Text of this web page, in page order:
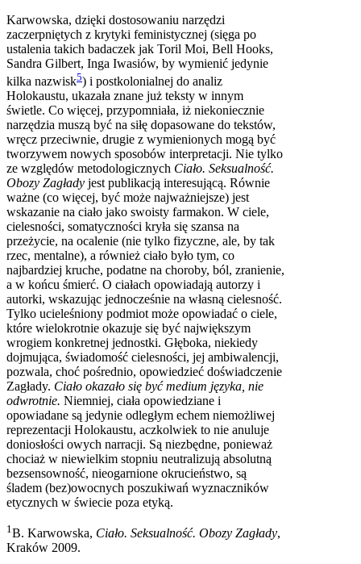
Karwowska, dzięki dostosowaniu narzędzi
zaczerpniętych z krytyki feministycznej (sięga po
ustalenia takich badaczek jak Toril Moi, Bell Hooks,
Sandra Gilbert, Inga Iwasiów, by wymienić jedynie
kilka nazwisk5) i postkolonialnej do analiz
Holokaustu, ukazała znane już teksty w innym
świetle. Co więcej, przypomniała, iż niekoniecznie
narzędzia muszą być na siłę dopasowane do tekstów,
wręcz przeciwnie, drugie z wymienionych mogą być
tworzywem nowych sposobów interpretacji. Nie tylko
ze względów metodologicznych Ciało. Seksualność.
Obozy Zagłady jest publikacją interesującą. Równie
ważne (co więcej, być może najważniejsze) jest
wskazanie na ciało jako swoisty farmakon. W ciele,
cielesności, somatyczności kryła się szansa na
przeżycie, na ocalenie (nie tylko fizyczne, ale, by tak
rzec, mentalne), a również ciało było tym, co
najbardziej kruche, podatne na choroby, ból, zranienie,
a w końcu śmierć. O ciałach opowiadają autorzy i
autorki, wskazując jednocześnie na własną cielesność.
Tylko ucieleśniony podmiot może opowiadać o ciele,
które wielokrotnie okazuje się być największym
wrogiem konkretnej jednostki. Głęboka, niekiedy
dojmująca, świadomość cielesności, jej ambiwalencji,
pozwala, choć pośrednio, opowiedzieć doświadczenie
Zagłady. Ciało okazało się być medium języka, nie
odwrotnie. Niemniej, ciała opowiedziane i
opowiadane są jedynie odległym echem niemożliwej
reprezentacji Holokaustu, aczkolwiek to nie anuluje
doniosłości owych narracji. Są niezbędne, ponieważ
chociaż w niewielkim stopniu neutralizują absolutną
bezsensowność, nieogarnione okrucieństwo, są
śladem (bez)owocnych poszukiwań wyznaczników
etycznych w świecie poza etyką.
1B. Karwowska, Ciało. Seksualność. Obozy Zagłady,
Kraków 2009.